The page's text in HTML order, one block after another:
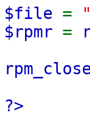
$file =
$rpmr =
?>